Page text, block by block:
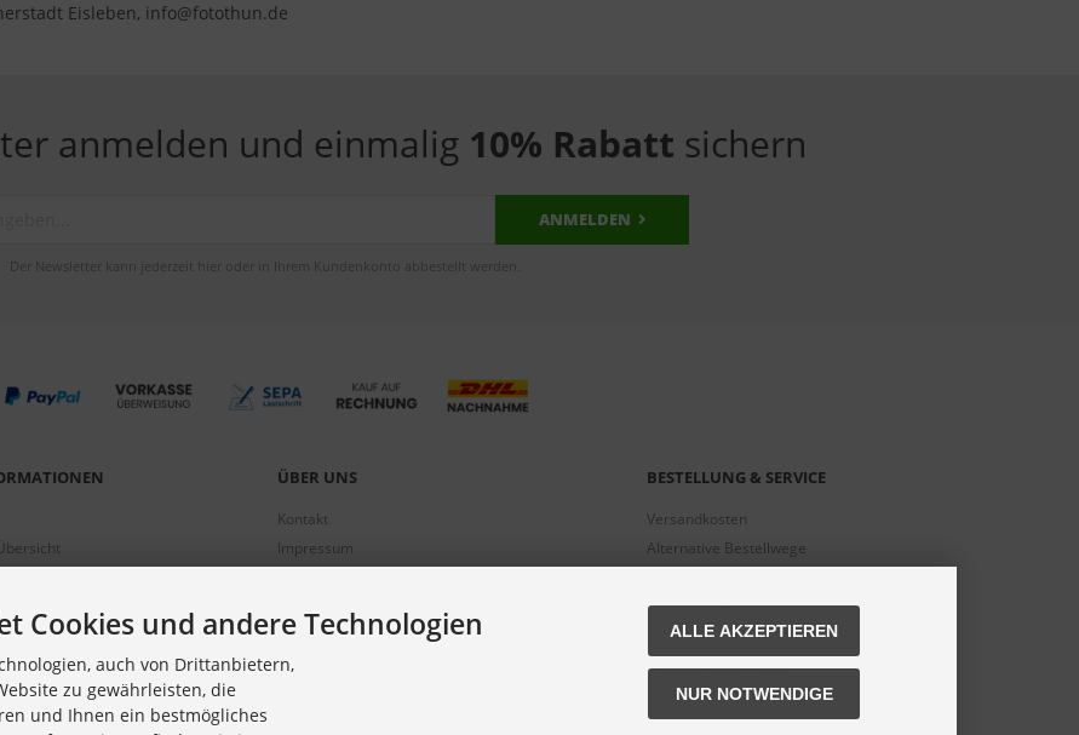
Eisleben, info@fotothun.de
anmelden und einmalig 10% Rabatt sichern
ANMELDEN
Der Newsletter kann jederzeit hier oder in Ihrem Kundenkonto abbestellt werden.
ÜBER UNS
Kontakt
Impressum
Partnerprogramm
Cookie Einstellungen
BESTELLUNG & SERVICE
Versandkosten
Alternative Bestellwege
Widerrufsrecht
Muster-Widerrufsformular
Widerruf erklären
Cookies und andere Technologien
auch von Drittanbietern,
zu gewährleisten, die
und Ihnen ein bestmögliches
ALLE AKZEPTIEREN
NUR NOTWENDIGE